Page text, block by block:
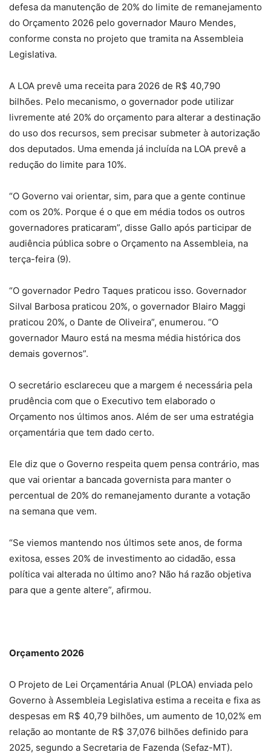
defesa da manutenção de 20% do limite de remanejamento
do Orçamento 2026 pelo governador Mauro Mendes,
conforme consta no projeto que tramita na Assembleia
Legislativa.
A LOA prevê uma receita para 2026 de R$ 40,790
bilhões. Pelo mecanismo, o governador pode utilizar
livremente até 20% do orçamento para alterar a destinação
do uso dos recursos, sem precisar submeter à autorização
dos deputados. Uma emenda já incluída na LOA prevê a
redução do limite para 10%.
“O Governo vai orientar, sim, para que a gente continue
com os 20%. Porque é o que em média todos os outros
governadores praticaram”, disse Gallo após participar de
audiência pública sobre o Orçamento na Assembleia, na
terça-feira (9).
“O governador Pedro Taques praticou isso. Governador
Silval Barbosa praticou 20%, o governador Blairo Maggi
praticou 20%, o Dante de Oliveira”, enumerou. “O
governador Mauro está na mesma média histórica dos
demais governos”.
O secretário esclareceu que a margem é necessária pela
prudência com que o Executivo tem elaborado o
Orçamento nos últimos anos. Além de ser uma estratégia
orçamentária que tem dado certo.
Ele diz que o Governo respeita quem pensa contrário, mas
que vai orientar a bancada governista para manter o
percentual de 20% do remanejamento durante a votação
na semana que vem.
“Se viemos mantendo nos últimos sete anos, de forma
exitosa, esses 20% de investimento ao cidadão, essa
política vai alterada no último ano? Não há razão objetiva
para que a gente altere”, afirmou.
Orçamento 2026
O Projeto de Lei Orçamentária Anual (PLOA) enviada pelo
Governo à Assembleia Legislativa estima a receita e fixa as
despesas em R$ 40,79 bilhões, um aumento de 10,02% em
relação ao montante de R$ 37,076 bilhões definido para
2025, segundo a Secretaria de Fazenda (Sefaz-MT).